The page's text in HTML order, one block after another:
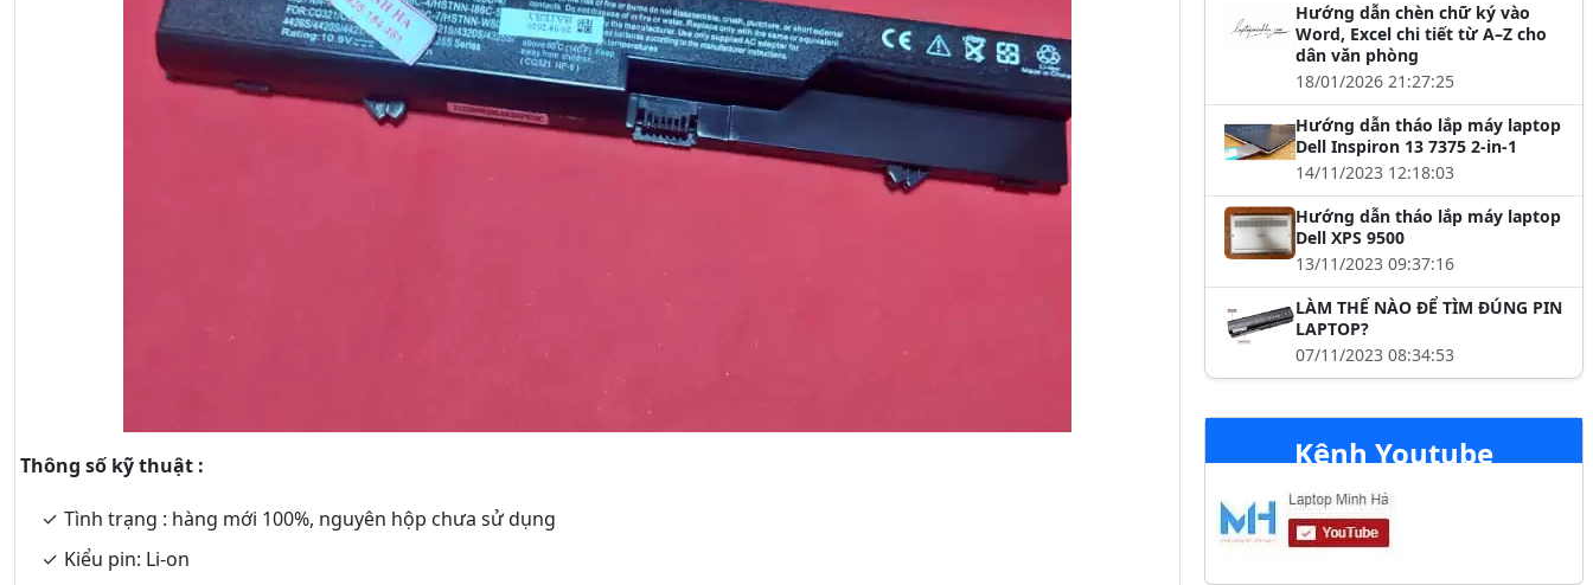
Thông số kỹ thuật :
Tình trạng : hàng mới 100%, nguyên hộp chưa sử dụng
Kiểu pin: Li-on
Hướng dẫn chèn chữ ký vào
Word, Excel chi tiết từ A–Z cho
dân văn phòng
18/01/2026 21:27:25
Hướng dẫn tháo lắp máy laptop
Dell Inspiron 13 7375 2-in-1
14/11/2023 12:18:03
Hướng dẫn tháo lắp máy laptop
Dell XPS 9500
13/11/2023 09:37:16
LÀM THẾ NÀO ĐỂ TÌM ĐÚNG PIN
LAPTOP?
07/11/2023 08:34:53
Kênh Youtube